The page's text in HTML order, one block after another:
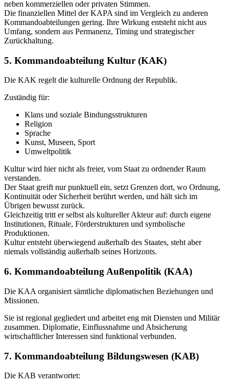
neben kommerziellen oder privaten Stimmen.
Die finanziellen Mittel der KAPA sind im Vergleich zu anderen
Kommandoabteilungen gering. Ihre Wirkung entsteht nicht aus
Umfang, sondern aus Permanenz, Timing und strategischer
Zurückhaltung.
5. Kommandoabteilung Kultur (KAK)
Die KAK regelt die kulturelle Ordnung der Republik.
Zuständig für:
Klans und soziale Bindungsstrukturen
Religion
Sprache
Kunst, Museen, Sport
Umweltpolitik
Kultur wird hier nicht als freier, vom Staat zu ordnender Raum
verstanden.
Der Staat greift nur punktuell ein, setzt Grenzen dort, wo Ordnung,
Kontinuität oder Sicherheit berührt werden, und hält sich im
Übrigen bewusst zurück.
Gleichzeitig tritt er selbst als kultureller Akteur auf: durch eigene
Institutionen, Rituale, Förderstrukturen und symbolische
Produktionen.
Kultur entsteht überwiegend außerhalb des Staates, steht aber
niemals vollständig außerhalb seines Horizonts.
6. Kommandoabteilung Außenpolitik (KAA)
Die KAA organisiert sämtliche diplomatischen Beziehungen und
Missionen.
Sie ist regional gegliedert und arbeitet eng mit Diensten und Militär
zusammen. Diplomatie, Einflussnahme und Absicherung
wirtschaftlicher Interessen sind funktional verbunden.
7. Kommandoabteilung Bildungswesen (KAB)
Die KAB verantwortet: